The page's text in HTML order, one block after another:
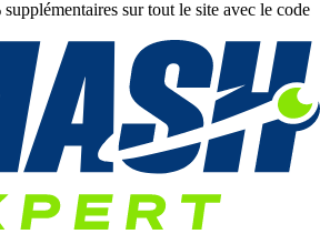
sur tout le site avec le code